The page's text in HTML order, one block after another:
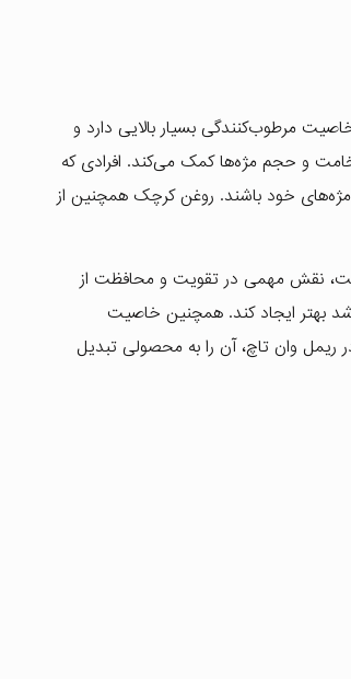
مرطوب‌کنندگی بسیار بالایی دارد و
و حجم مژه‌ها کمک می‌کند. افرادی که
مژه‌های خود باشند. روغن کرچک همچنین از
نقش مهمی در تقویت و محافظت از
بهتر ایجاد کند. همچنین خاصیت
ریمل وان تاچ، آن را به محصولی تبدیل